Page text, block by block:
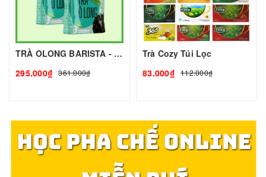
TRÀ OLONG BARISTA - 500g - COZY | Nguyên Liệu Pha Chế - TOBEE FOOD
295.000₫
361.000₫
Trà Cozy Túi Lọc
83.000₫ 112.000₫